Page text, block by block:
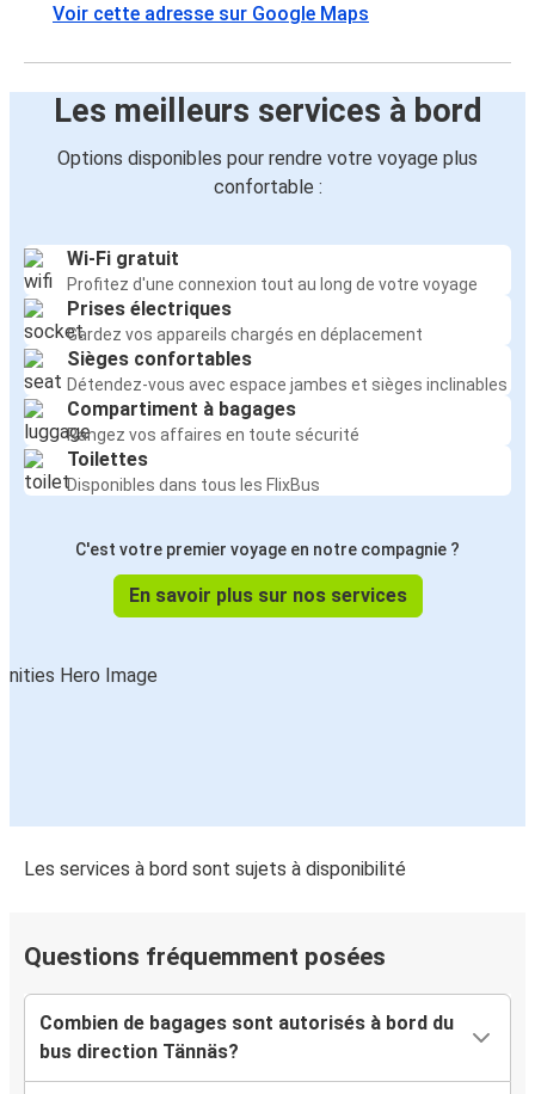
Voir cette adresse sur Google Maps
Les meilleurs services à bord
Options disponibles pour rendre votre voyage plus
confortable :
Wi-Fi gratuit
Profitez d'une connexion tout au long de votre voyage
Prises électriques
Gardez vos appareils chargés en déplacement
Sièges confortables
Détendez-vous avec espace jambes et sièges inclinables
Compartiment à bagages
Rangez vos affaires en toute sécurité
Toilettes
Disponibles dans tous les FlixBus
C'est votre premier voyage en notre compagnie ?
En savoir plus sur nos services
Les services à bord sont sujets à disponibilité
Questions fréquemment posées
Combien de bagages sont autorisés à bord du
bus direction Tännäs?